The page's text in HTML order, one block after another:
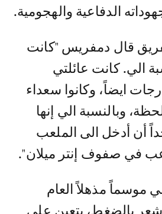
الدفاعية والهجومية.
قال دمفريس "كانت
الي. كانت عائلتي
ايضاً، وكانوا سعداء
وبالنسبة الي إنها
أن أدخل الى الملعب
في صفوف إنتر ميلان".
موسماً مذهلاً العام